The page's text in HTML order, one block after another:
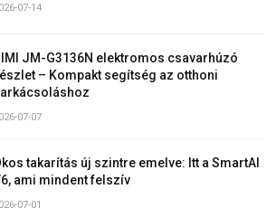
07-14
JM-G3136N elektromos csavarhúzó
– Kompakt segítség az otthoni
07-07
takarítás új szintre emelve: Itt a SmartAI
ami mindent felszív
07-01